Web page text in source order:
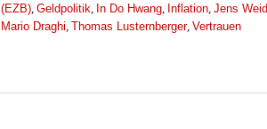
(EZB) Geldpolitik In Do Hwang Inflation Jens
Mario Draghi Thomas Lusternberger, Vertrauen